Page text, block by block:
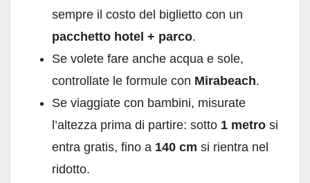
sempre il costo del biglietto con un
pacchetto hotel + parco.
Se volete fare anche acqua e sole,
controllate le formule con Mirabeach.
Se viaggiate con bambini, misurate
l’altezza prima di partire: sotto 1 metro si
entra gratis, fino a 140 cm si rientra nel
ridotto.